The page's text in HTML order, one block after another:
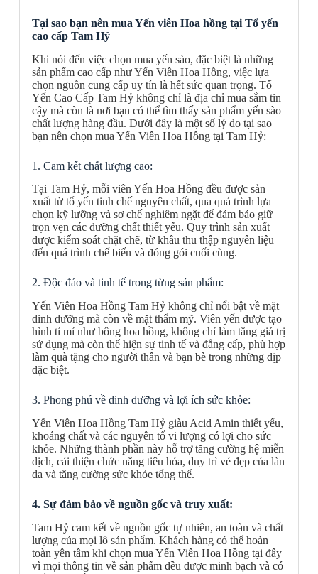
Tại sao bạn nên mua Yến viên Hoa hồng tại Tổ yến
cao cấp Tam Hỷ
Khi nói đến việc chọn mua yến sào, đặc biệt là những
sản phẩm cao cấp như Yến Viên Hoa Hồng, việc lựa
chọn nguồn cung cấp uy tín là hết sức quan trọng. Tổ
Yến Cao Cấp Tam Hỷ không chỉ là địa chỉ mua sắm tin
cậy mà còn là nơi bạn có thể tìm thấy sản phẩm yến sào
chất lượng hàng đầu. Dưới đây là một số lý do tại sao
bạn nên chọn mua Yến Viên Hoa Hồng tại Tam Hỷ:
1. Cam kết chất lượng cao:
Tại Tam Hỷ, mỗi viên Yến Hoa Hồng đều được sản
xuất từ tổ yến tinh chế nguyên chất, qua quá trình lựa
chọn kỹ lưỡng và sơ chế nghiêm ngặt để đảm bảo giữ
trọn vẹn các dưỡng chất thiết yếu. Quy trình sản xuất
được kiểm soát chặt chẽ, từ khâu thu thập nguyên liệu
đến quá trình chế biến và đóng gói cuối cùng.
2. Độc đáo và tinh tế trong từng sản phẩm:
Yến Viên Hoa Hồng Tam Hỷ không chỉ nổi bật về mặt
dinh dưỡng mà còn về mặt thẩm mỹ. Viên yến được tạo
hình tỉ mỉ như bông hoa hồng, không chỉ làm tăng giá trị
sử dụng mà còn thể hiện sự tinh tế và đẳng cấp, phù hợp
làm quà tặng cho người thân và bạn bè trong những dịp
đặc biệt.
3. Phong phú về dinh dưỡng và lợi ích sức khỏe:
Yến Viên Hoa Hồng Tam Hỷ giàu Acid Amin thiết yếu,
khoáng chất và các nguyên tố vi lượng có lợi cho sức
khỏe. Những thành phần này hỗ trợ tăng cường hệ miễn
dịch, cải thiện chức năng tiêu hóa, duy trì vẻ đẹp của làn
da và tăng cường sức khỏe tổng thể.
4. Sự đảm bảo về nguồn gốc và truy xuất:
Tam Hỷ cam kết về nguồn gốc tự nhiên, an toàn và chất
lượng của mọi lô sản phẩm. Khách hàng có thể hoàn
toàn yên tâm khi chọn mua Yến Viên Hoa Hồng tại đây
vì mọi thông tin về sản phẩm đều được minh bạch và có